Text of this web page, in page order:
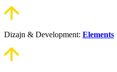
Dizajn & Development: Elements